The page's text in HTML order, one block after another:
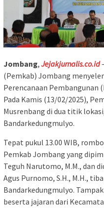
Jombang, Jejakjurnalis.co.id
(Pemkab) Jombang
Perencanaan Pembangunan
Pada Kamis (13/02/2025),
Musrenbang di dua titik
Bandarkedungmulyo.
Tepat pukul 13.00 WIB,
Pemkab Jombang yang
Teguh Narutomo, M.M., dan
Agus Purnomo, S.H., M.H.,
Bandarkedungmulyo.
beserta jajaran dari